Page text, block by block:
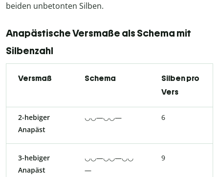
beiden unbetonten Silben.
Anapästische Versmaße als Schema mit
Silbenzahl
Versmaß Schema
Silben pro
Vers
2-hebiger
Anapäst
◡◡—◡◡— 6
3-hebiger
Anapäst
◡◡—◡◡—◡◡
—
9